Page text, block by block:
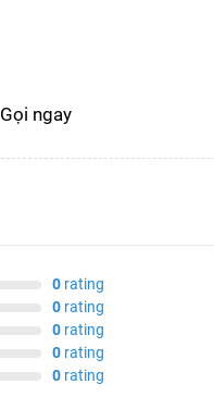
0rating
0rating
0rating
0rating
0rating